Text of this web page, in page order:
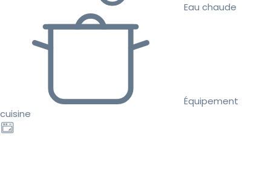
Eau chaude
Équipement
cuisine